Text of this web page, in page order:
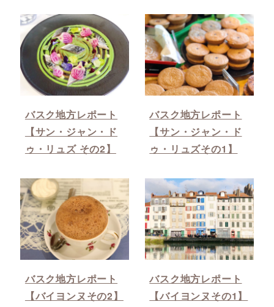
バスク地方レポート
【サン・ジャン・ド
ゥ・リュズ その2】
バスク地方レポート
【サン・ジャン・ド
ゥ・リュズその1】
バスク地方レポート
【バイヨンヌその2】
バスク地方レポート
【バイヨンヌその1】